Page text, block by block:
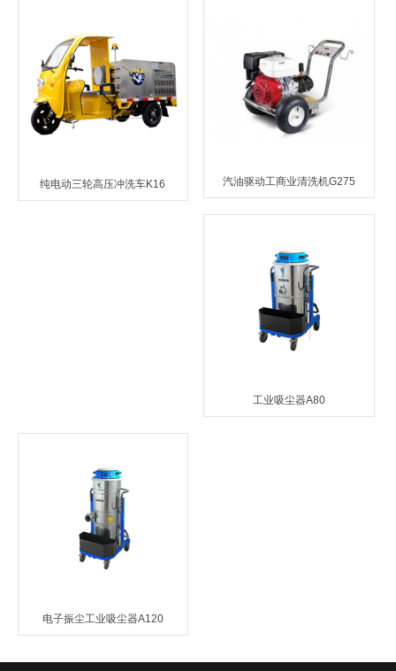
纯电动三轮高压冲洗车K16 汽油驱动工商业清洗机G275
工业吸尘器A80
电子振尘工业吸尘器A120